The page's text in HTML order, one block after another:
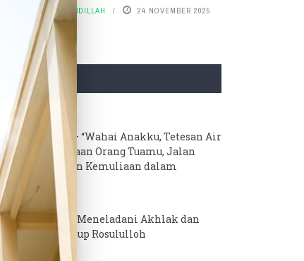
BY ABDILLAH 24 NOVEMBER 2025
TIMELINE
8 DESEMBER 2025
Kajian Islami – “Wahai Anakku, Tetesan Air
Mata Kebahagiaan Orang Tuamu, Jalan
Keberkahan dan Kemuliaan dalam
Kehidupanmu”
24 NOVEMBER 2025
Kajian Islam – Meneladani Akhlak dan
Perjalanan Hidup Rosululloh
24 NOVEMBER 2025